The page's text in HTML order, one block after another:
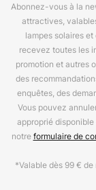
Abonnez-vous à la
attractives,
lampes solaires
recevez toutes les
promotion et autres
des
enquêtes, des
Vous pouvez
approprié
notreformulaire de
*Valable dès 99 €